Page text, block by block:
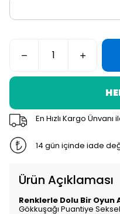
En Hızlı Kargo Ünvanı
14 gün içinde iade
Ürün Açıklaması
Renklerle Dolu Bir Oyun
Gökkuşağı Puantiye